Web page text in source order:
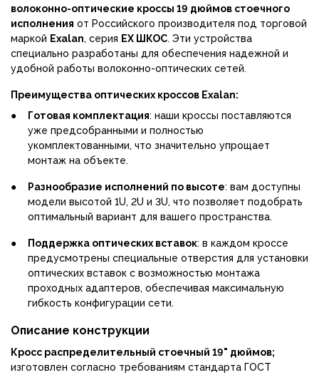
волоконно-оптические кроссы 19 дюймов стоечного
исполнения от Российского производителя под торговой
маркой Exalan, серия EX ШКОС. Эти устройства
специально разработаны для обеспечения надежной и
удобной работы волоконно-оптических сетей.
Преимущества оптических кроссов Exalan:
●
Готовая комплектация: наши кроссы поставляются
уже предсобранными и полностью
укомплектованными, что значительно упрощает
монтаж на объекте.
● Разнообразие исполнений по высоте: вам доступны
модели высотой 1U, 2U и 3U, что позволяет подобрать
оптимальный вариант для вашего пространства.
● Поддержка оптических вставок: в каждом кроссе
предусмотрены специальные отверстия для установки
оптических вставок с возможностью монтажа
проходных адаптеров, обеспечивая максимальную
гибкость конфигурации сети.
Описание конструкции
Кросс распределительный стоечный 19" дюймов;
изготовлен согласно требованиям стандарта ГОСТ